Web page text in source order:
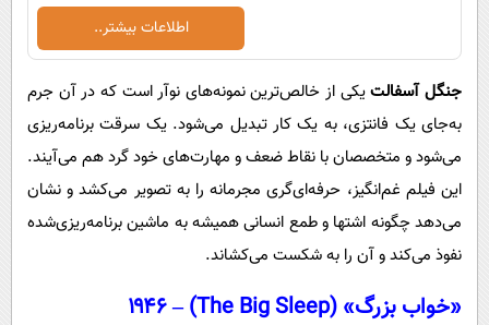
اطلاعات بیشتر..
جنگل آسفالتیکی از خالص‌ترین نمونه‌های نوآر است که در آن جرم
به‌جای یک فانتزی، به یک کار تبدیل می‌شود. یک سرقت برنامه‌ریزی
می‌شود و متخصصان با نقاط ضعف و مهارت‌های خود گرد هم می‌آیند.
این فیلم غم‌انگیز، حرفه‌ای‌گری مجرمانه را به تصویر می‌کشد و نشان
می‌دهد چگونه اشتها و طمع انسانی همیشه به ماشین برنامه‌ریزی‌شده
نفوذ می‌کند و آن را به شکست می‌کشاند.
«خواب بزرگ» (The Big Sleep) – ۱۹۴۶